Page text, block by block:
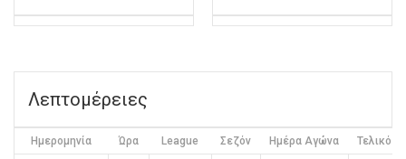
Λεπτομέρειες
Ημερομηνία Ώρα League Σεζόν Ημέρα Αγώνα Τελικό